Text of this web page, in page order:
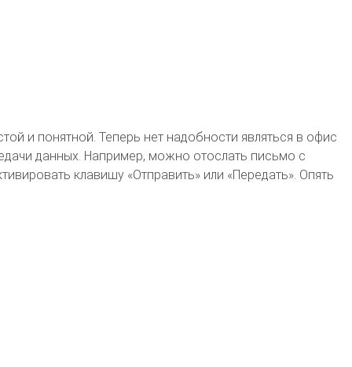
и понятной. Теперь нет надобности являться в офис
данных. Например, можно отослать письмо с
клавишу «Отправить» или «Передать». Опять